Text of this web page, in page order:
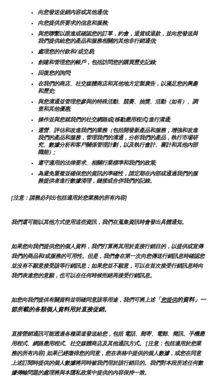
向您發送促銷內容或其他通信;
向您提供所要求的信息和服務;
與您聯繫以跟進或確認您的訂單，約會，退貨或退款，並向您發送與
我們提供給您的產品和服務相關的其他非行銷通信;
處理您的付款和/或交易;
創建和管理您的帳戶，包括訪問您的購買歷史記錄;
回復您的詢問;
在我們的商店、社交媒體商店和其他地方定製廣告，以滿足您的興趣
和歷史;
與您溝通並管理您參與的特殊活動、競賽、抽獎、活動（如有）、調
查和其他優惠;
操作並與您就我們的社交網路或[移動應用程式]進行溝通;
運營、評估和改進我們的業務（包括開發新產品和服務，增強和改進
我們的產品和服務，管理我們的溝通，分析我們的產品，執行市場研
究、數據分析和客戶關係管理計劃，以及執行會計、審計和其他內部
職能）;
遵守適用的法律要求、相關行業標準和我們的政策;
為避免重複並確保您的資訊的準確性，請定期在內部或通過我們的服
務提供者進行數據清理，鏈接或合併我們的記錄。
[注意：請務必列出包括適用於您業務的所有內容]
我們還可能以其他方式使用這些資訊，我們在蒐集資訊時會發出具體通知。
如果您向我們提供您的個人資料，我們打算將其用於直接行銷目的，以提供或宣傳
我們的商品和/或服務的可用性。但是，我們會在第一次向您傳送行銷訊息時確認您
並沒有不願意接受該等行銷訊息；如果您並不願意，可以在首次接受行銷訊息時向
我們表達您的意願，也可以在任何時候拒絕再接受行銷訊息。
如您向我們提供有關資料並明確同意該等用途，我們可將上述「您提供的資料」一
節所載的各類個人資料用於直接促銷。
直接營銷通訊可能透過各種渠道發送給您，包括 電話、郵寄、電郵、簡訊、手機應
用程式、網路應用程式、社交媒體商店及其他通訊方式。 [注意：包括適用於您業
務的所有內容] 如果已經徵得您的同意，您在表格中提供的個人數據，或您在同意
上述訂閱時提供的個人數據將同時被我們用於該行銷目的。我們對本段所述任何數
據傳輸問題的處理將與本隱私政策中提供的內容保持一致。